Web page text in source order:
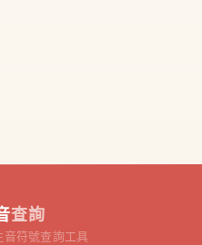
查詢
符號查詢工具